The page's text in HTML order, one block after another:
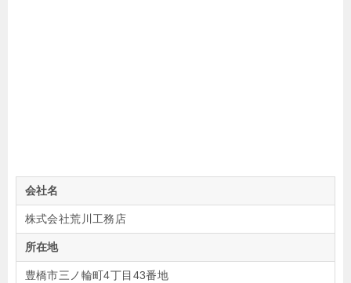
会社名
株式会社荒川工務店
所在地
豊橋市三ノ輪町4丁目43番地